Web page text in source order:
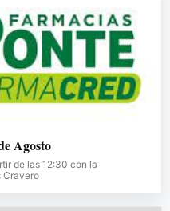
Agosto
de las 12:30 con la
Cravero